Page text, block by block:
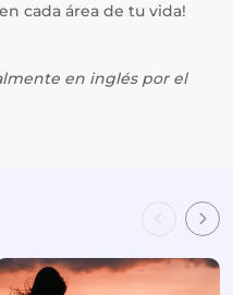
cada área de tu vida!
en inglés por el